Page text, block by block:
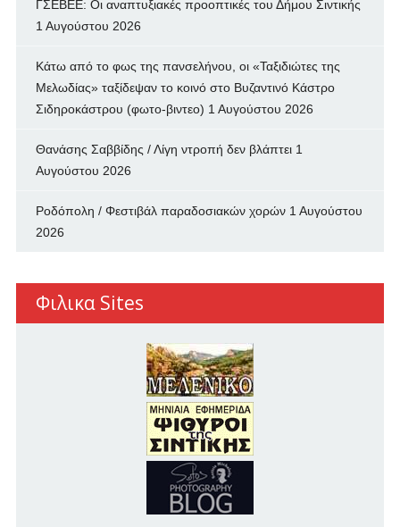
ΓΣΕΒΕΕ: Οι αναπτυξιακές προοπτικές του Δήμου Σιντικής
1 Αυγούστου 2026
Κάτω από το φως της πανσελήνου, οι «Ταξιδιώτες της
Μελωδίας» ταξίδεψαν το κοινό στο Βυζαντινό Κάστρο
Σιδηροκάστρου (φωτο-βιντεο) 1 Αυγούστου 2026
Θανάσης Σαββίδης / Λίγη ντροπή δεν βλάπτει 1
Αυγούστου 2026
Ροδόπολη / Φεστιβάλ παραδοσιακών χορών 1 Αυγούστου
2026
Φιλικα Sites